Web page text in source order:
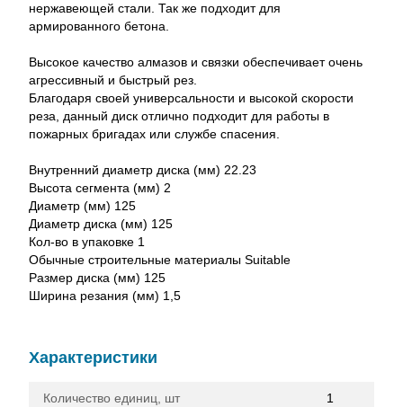
нержавеющей стали. Так же подходит для
армированного бетона.
Высокое качество алмазов и связки обеспечивает очень
агрессивный и быстрый рез.
Благодаря своей универсальности и высокой скорости
реза, данный диск отлично подходит для работы в
пожарных бригадах или службе спасения.
Внутренний диаметр диска (мм) 22.23
Высота сегмента (мм) 2
Диаметр (мм) 125
Диаметр диска (мм) 125
Кол-во в упаковке 1
Обычные строительные материалы Suitable
Размер диска (мм) 125
Ширина резания (мм) 1,5
Характеристики
Количество единиц, шт 1